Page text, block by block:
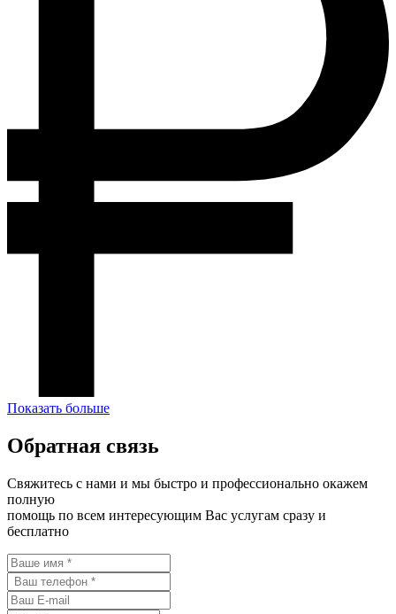
Показать больше
Обратная связь
Свяжитесь с нами и мы быстро и профессионально окажем
полную
помощь по всем интересующим Вас услугам сразу и
бесплатно